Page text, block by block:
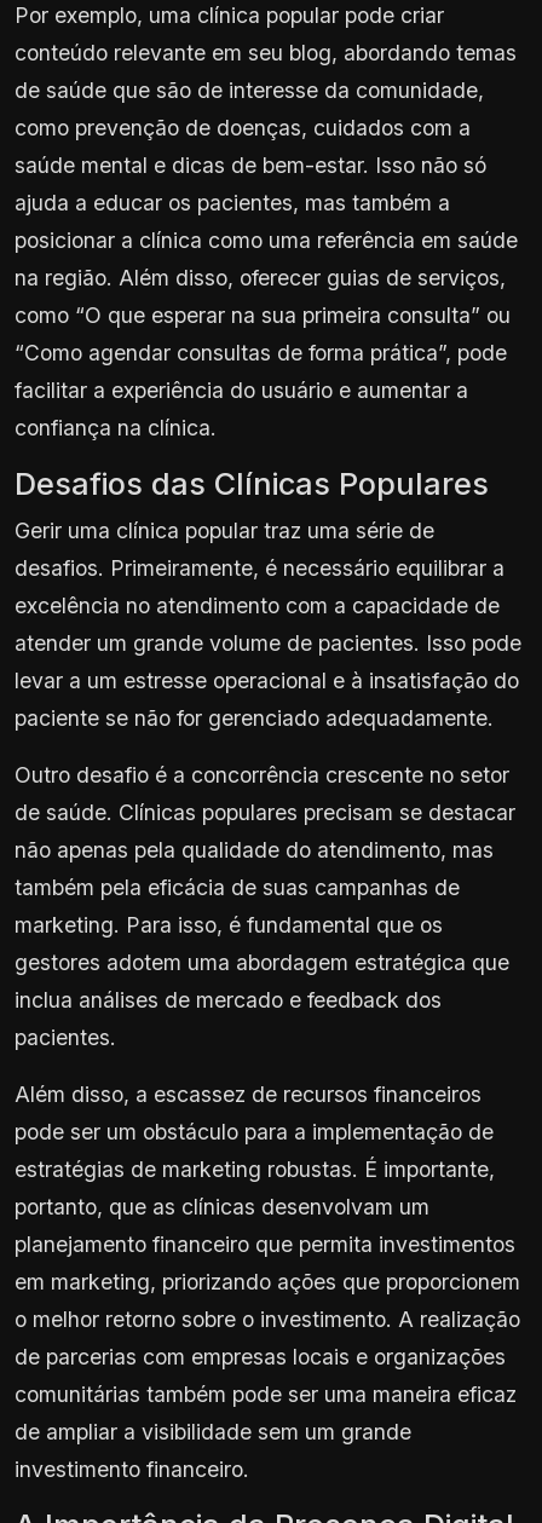
Por exemplo, uma clínica popular pode criar
conteúdo relevante em seu blog, abordando temas
de saúde que são de interesse da comunidade,
como prevenção de doenças, cuidados com a
saúde mental e dicas de bem-estar. Isso não só
ajuda a educar os pacientes, mas também a
posicionar a clínica como uma referência em saúde
na região. Além disso, oferecer guias de serviços,
como “O que esperar na sua primeira consulta” ou
“Como agendar consultas de forma prática”, pode
facilitar a experiência do usuário e aumentar a
confiança na clínica.
Desafios das Clínicas Populares
Gerir uma clínica popular traz uma série de
desafios. Primeiramente, é necessário equilibrar a
excelência no atendimento com a capacidade de
atender um grande volume de pacientes. Isso pode
levar a um estresse operacional e à insatisfação do
paciente se não for gerenciado adequadamente.
Outro desafio é a concorrência crescente no setor
de saúde. Clínicas populares precisam se destacar
não apenas pela qualidade do atendimento, mas
também pela eficácia de suas campanhas de
marketing. Para isso, é fundamental que os
gestores adotem uma abordagem estratégica que
inclua análises de mercado e feedback dos
pacientes.
Além disso, a escassez de recursos financeiros
pode ser um obstáculo para a implementação de
estratégias de marketing robustas. É importante,
portanto, que as clínicas desenvolvam um
planejamento financeiro que permita investimentos
em marketing, priorizando ações que proporcionem
o melhor retorno sobre o investimento. A realização
de parcerias com empresas locais e organizações
comunitárias também pode ser uma maneira eficaz
de ampliar a visibilidade sem um grande
investimento financeiro.